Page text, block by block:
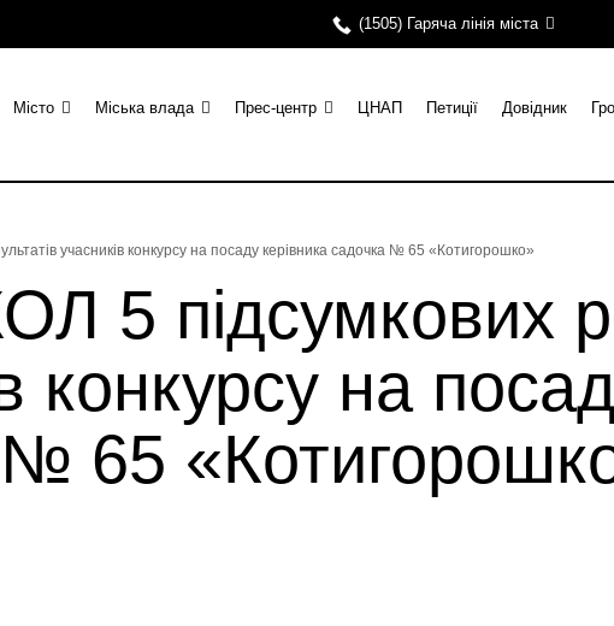
(1505) Гаряча лінія міста
Місто Міська влада Прес-центр ЦНАП Петиції Довідник
учасників конкурсу на посаду керівника садочка № 65 «Котигорошко»
5 підсумкових
конкурсу на
65